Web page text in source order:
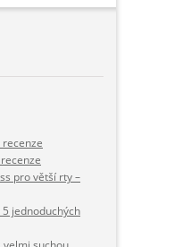
pro větší rty –
5 jednoduchých